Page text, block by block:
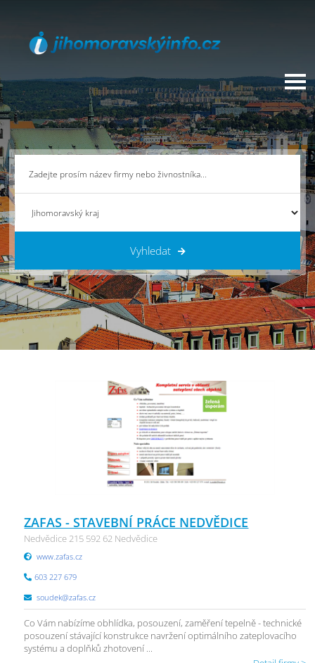
Vyhledat
ZAFAS - STAVEBNÍ PRÁCE NEDVĚDICE
Nedvědice 215 592 62 Nedvědice
www.zafas.cz
603 227 679
soudek@zafas.cz
Co Vám nabízíme obhlídka, posouzení, zaměření tepelně - technické
posouzení stávající konstrukce navržení optimálního zateplovacího
systému a doplňků zhotovení ...